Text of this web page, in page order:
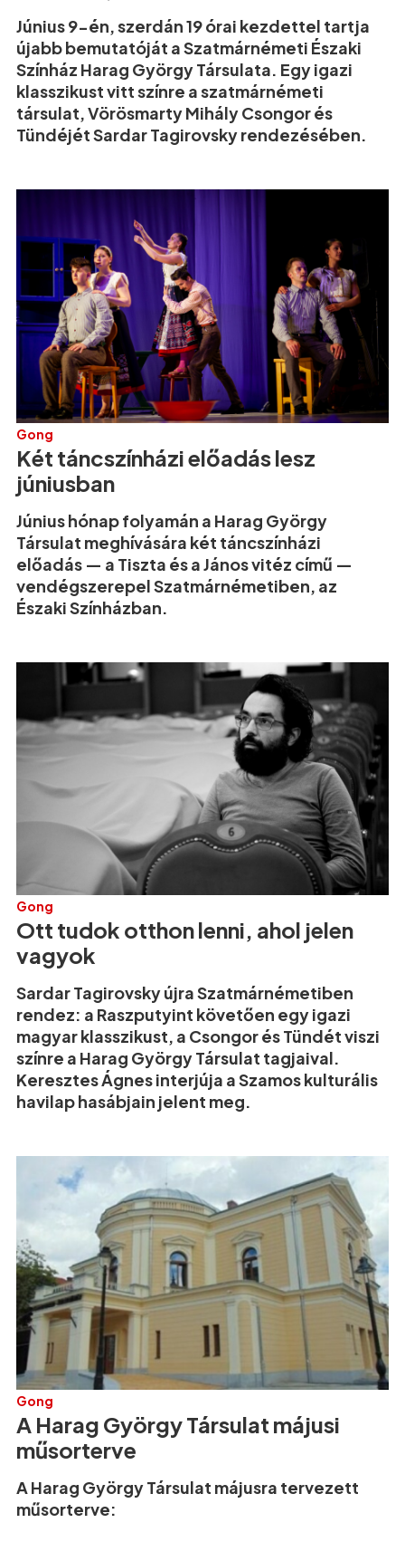
Június 9-én, szerdán 19 órai kezdettel tartja
újabb bemutatóját a Szatmárnémeti Északi
Színház Harag György Társulata. Egy igazi
klasszikust vitt színre a szatmárnémeti
társulat, Vörösmarty Mihály Csongor és
Tündéjét Sardar Tagirovsky rendezésében.
Gong
Két táncszínházi előadás lesz
júniusban
Június hónap folyamán a Harag György
Társulat meghívására két táncszínházi
előadás — a Tiszta és a János vitéz című —
vendégszerepel Szatmárnémetiben, az
Északi Színházban.
Gong
Ott tudok otthon lenni, ahol jelen
vagyok
Sardar Tagirovsky újra Szatmárnémetiben
rendez: a Raszputyint követően egy igazi
magyar klasszikust, a Csongor és Tündét viszi
színre a Harag György Társulat tagjaival.
Keresztes Ágnes interjúja a Szamos kulturális
havilap hasábjain jelent meg.
Gong
A Harag György Társulat májusi
műsorterve
A Harag György Társulat májusra tervezett
műsorterve: